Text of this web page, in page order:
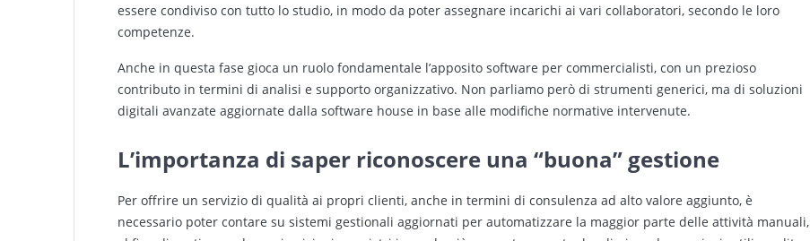
essere condiviso con tutto lo studio, in modo da poter assegnare incarichi ai vari collaboratori, secondo le loro
competenze.
Anche in questa fase gioca un ruolo fondamentale l’apposito software per commercialisti, con un prezioso
contributo in termini di analisi e supporto organizzativo. Non parliamo però di strumenti generici, ma di soluzioni
digitali avanzate aggiornate dalla software house in base alle modifiche normative intervenute.
L’importanza di saper riconoscere una “buona” gestione
Per offrire un servizio di qualità ai propri clienti, anche in termini di consulenza ad alto valore aggiunto, è
necessario poter contare su sistemi gestionali aggiornati per automatizzare la maggior parte delle attività manuali,